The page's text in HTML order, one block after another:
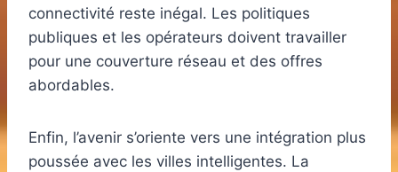
connectivité reste inégal. Les politiques
publiques et les opérateurs doivent travailler
pour une couverture réseau et des offres
abordables.
Enfin, l’avenir s’oriente vers une intégration plus
poussée avec les villes intelligentes. La